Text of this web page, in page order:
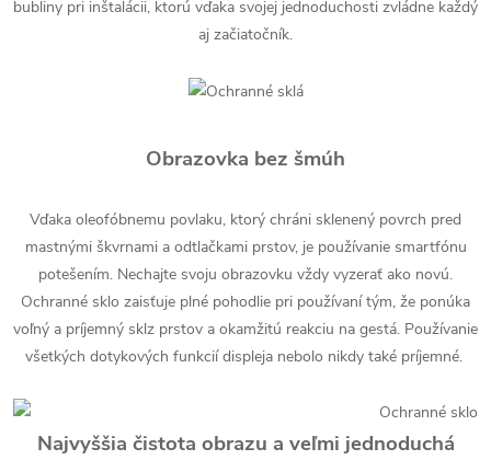
bubliny pri inštalácii, ktorú vďaka svojej jednoduchosti zvládne každý
aj začiatočník.
Obrazovka bez šmúh
Vďaka oleofóbnemu povlaku, ktorý chráni sklenený povrch pred
mastnými škvrnami a odtlačkami prstov, je používanie smartfónu
potešením. Nechajte svoju obrazovku vždy vyzerať ako novú.
Ochranné sklo zaisťuje plné pohodlie pri používaní tým, že ponúka
voľný a príjemný sklz prstov a okamžitú reakciu na gestá. Používanie
všetkých dotykových funkcií displeja nebolo nikdy také príjemné.
Najvyššia čistota obrazu a veľmi jednoduchá